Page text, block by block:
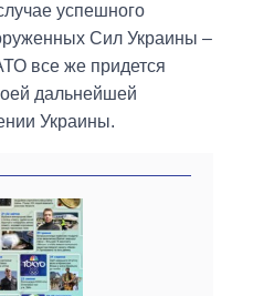
успешного
Сил Украины –
все же придется
дальнейшей
Украины.